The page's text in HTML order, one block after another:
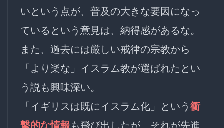
いという点が、普及の大きな要因になっ
ているという意見は、納得感があるな。
また、過去には厳しい戒律の宗教から
「より楽な」イスラム教が選ばれたとい
う説も興味深い。
「イギリスは既にイスラム化」という 衝
撃的な情報も飛び出したが、それが先進